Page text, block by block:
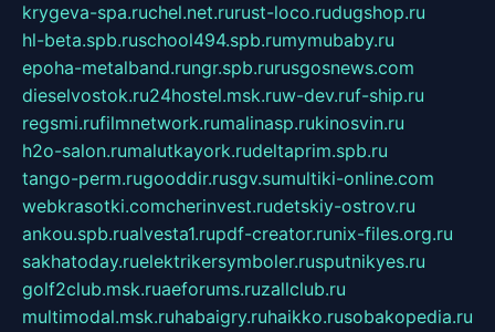
krygeva-spa.ruchel.net.rurust-loco.rudugshop.ru
hl-beta.spb.ruschool494.spb.rumymubaby.ru
epoha-metalband.rungr.spb.rurusgosnews.com
dieselvostok.ru24hostel.msk.ruw-dev.ruf-ship.ru
regsmi.rufilmnetwork.rumalinasp.rukinosvin.ru
h2o-salon.rumalutkayork.rudeltaprim.spb.ru
tango-perm.rugooddir.rusgv.sumultiki-online.com
webkrasotki.comcherinvest.rudetskiy-ostrov.ru
ankou.spb.rualvesta1.rupdf-creator.runix-files.org.ru
sakhatoday.ruelektrikersymboler.rusputnikyes.ru
golf2club.msk.ruaeforums.ruzallclub.ru
multimodal.msk.ruhabaigry.ruhaikko.rusobakopedia.ru